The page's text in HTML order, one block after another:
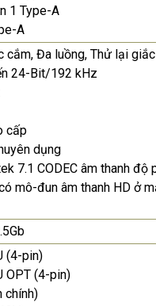
1 Type-A
A
cắm, Đa luồng, Thử lại
24-Bit/192 kHz
cấp
dụng
7.1 CODEC âm thanh độ
mô-đun âm thanh HD ở
(4-pin)
OPT (4-pin)
chính)